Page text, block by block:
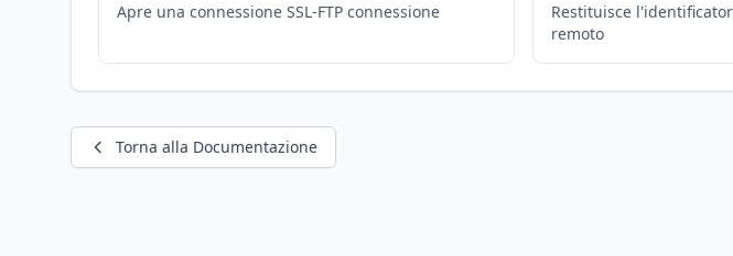
Apre una connessione SSL-FTP connessione
Restituisce
remoto
Torna alla Documentazione